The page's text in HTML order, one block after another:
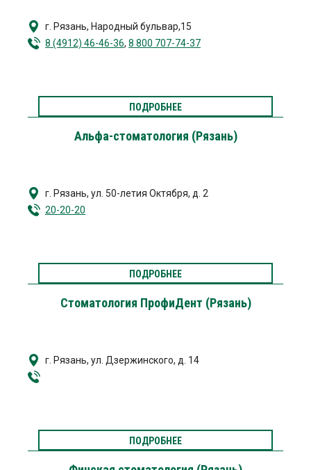
г. Рязань, Народный бульвар,15
8 (4912) 46-46-36, 8 800 707-74-37
ПОДРОБНЕЕ
Альфа-стоматология (Рязань)
г. Рязань, ул. 50-летия Октября, д. 2
20-20-20
ПОДРОБНЕЕ
Стоматология ПрофиДент (Рязань)
г. Рязань, ул. Дзержинского, д. 14
ПОДРОБНЕЕ